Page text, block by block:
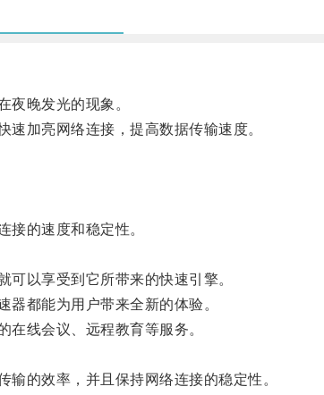
晚发光的现象。
加亮网络连接，提高数据传输速度。
的速度和稳定性。
以享受到它所带来的快速引擎。
都能为用户带来全新的体验。
线会议、远程教育等服务。
的效率，并且保持网络连接的稳定性。